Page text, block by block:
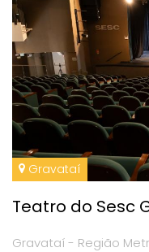
Gravataí
Teatro do Sesc
Gravataí - Região